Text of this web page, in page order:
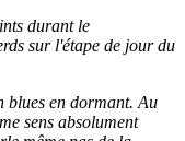
durant le
sur l'étape de jour du
blues en dormant. Au
sens absolument